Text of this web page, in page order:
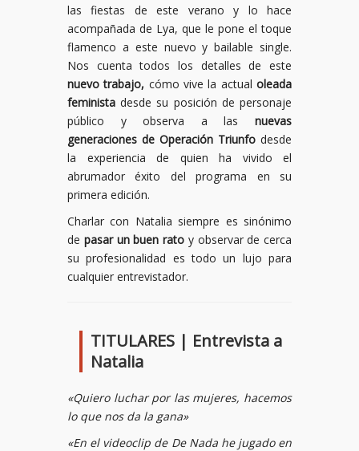
las fiestas de este verano y lo hace
acompañada de Lya, que le pone el toque
flamenco a este nuevo y bailable single.
Nos cuenta todos los detalles de este
nuevo trabajo, cómo vive la actualoleada
feminista desde su posición de personaje
público y observa a las nuevas
generaciones de Operación Triunfo desde
la experiencia de quien ha vivido el
abrumador éxito del programa en su
primera edición.
Charlar con Natalia siempre es sinónimo
de pasar un buen rato y observar de cerca
su profesionalidad es todo un lujo para
cualquier entrevistador.
TITULARES | Entrevista a
Natalia
«Quiero luchar por las mujeres, hacemos
lo que nos da la gana»
«En el videoclip de De Nada he jugado en